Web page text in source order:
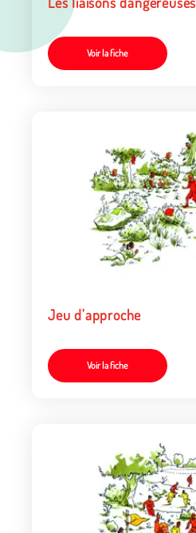
Voir la fiche
Jeu d'approche
Voir la fiche